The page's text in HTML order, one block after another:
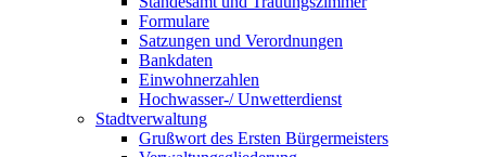
Formulare
Satzungen und Verordnungen
Bankdaten
Einwohnerzahlen
Hochwasser-/ Unwetterdienst
Stadtverwaltung
Grußwort des Ersten Bürgermeisters